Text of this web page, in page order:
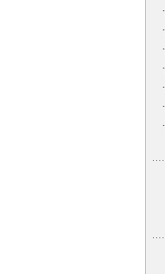
·
·
·
·
·
·
·